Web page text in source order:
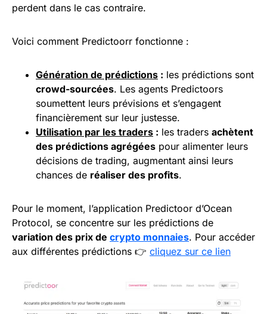
perdent dans le cas contraire.
Voici comment Predictoorr fonctionne :
Génération de prédictions : les prédictions sont
crowd-sourcées. Les agents Predictoors
soumettent leurs prévisions et s’engagent
financièrement sur leur justesse.
Utilisation par les traders : les traders achètent
des prédictions agrégées pour alimenter leurs
décisions de trading, augmentant ainsi leurs
chances de réaliser des profits.
Pour le moment, l’application Predictoor d’Ocean
Protocol, se concentre sur les prédictions de
variation des prix de crypto monnaies. Pour accéder
aux différentes prédictions 👉 cliquez sur ce lien